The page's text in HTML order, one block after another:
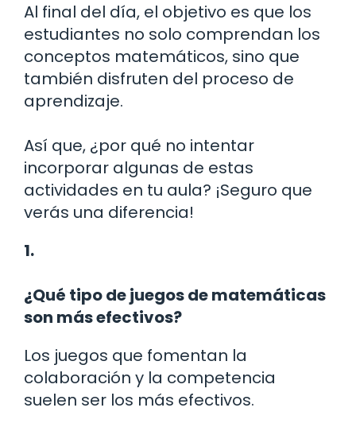
Al final del día, el objetivo es que los
estudiantes no solo comprendan los
conceptos matemáticos, sino que
también disfruten del proceso de
aprendizaje.
Así que, ¿por qué no intentar
incorporar algunas de estas
actividades en tu aula? ¡Seguro que
verás una diferencia!
1.
¿Qué tipo de juegos de matemáticas
son más efectivos?
Los juegos que fomentan la
colaboración y la competencia
suelen ser los más efectivos.